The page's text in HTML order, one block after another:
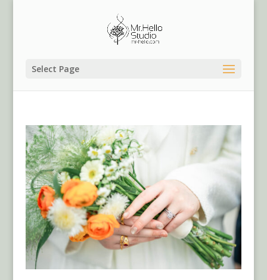
Select Page